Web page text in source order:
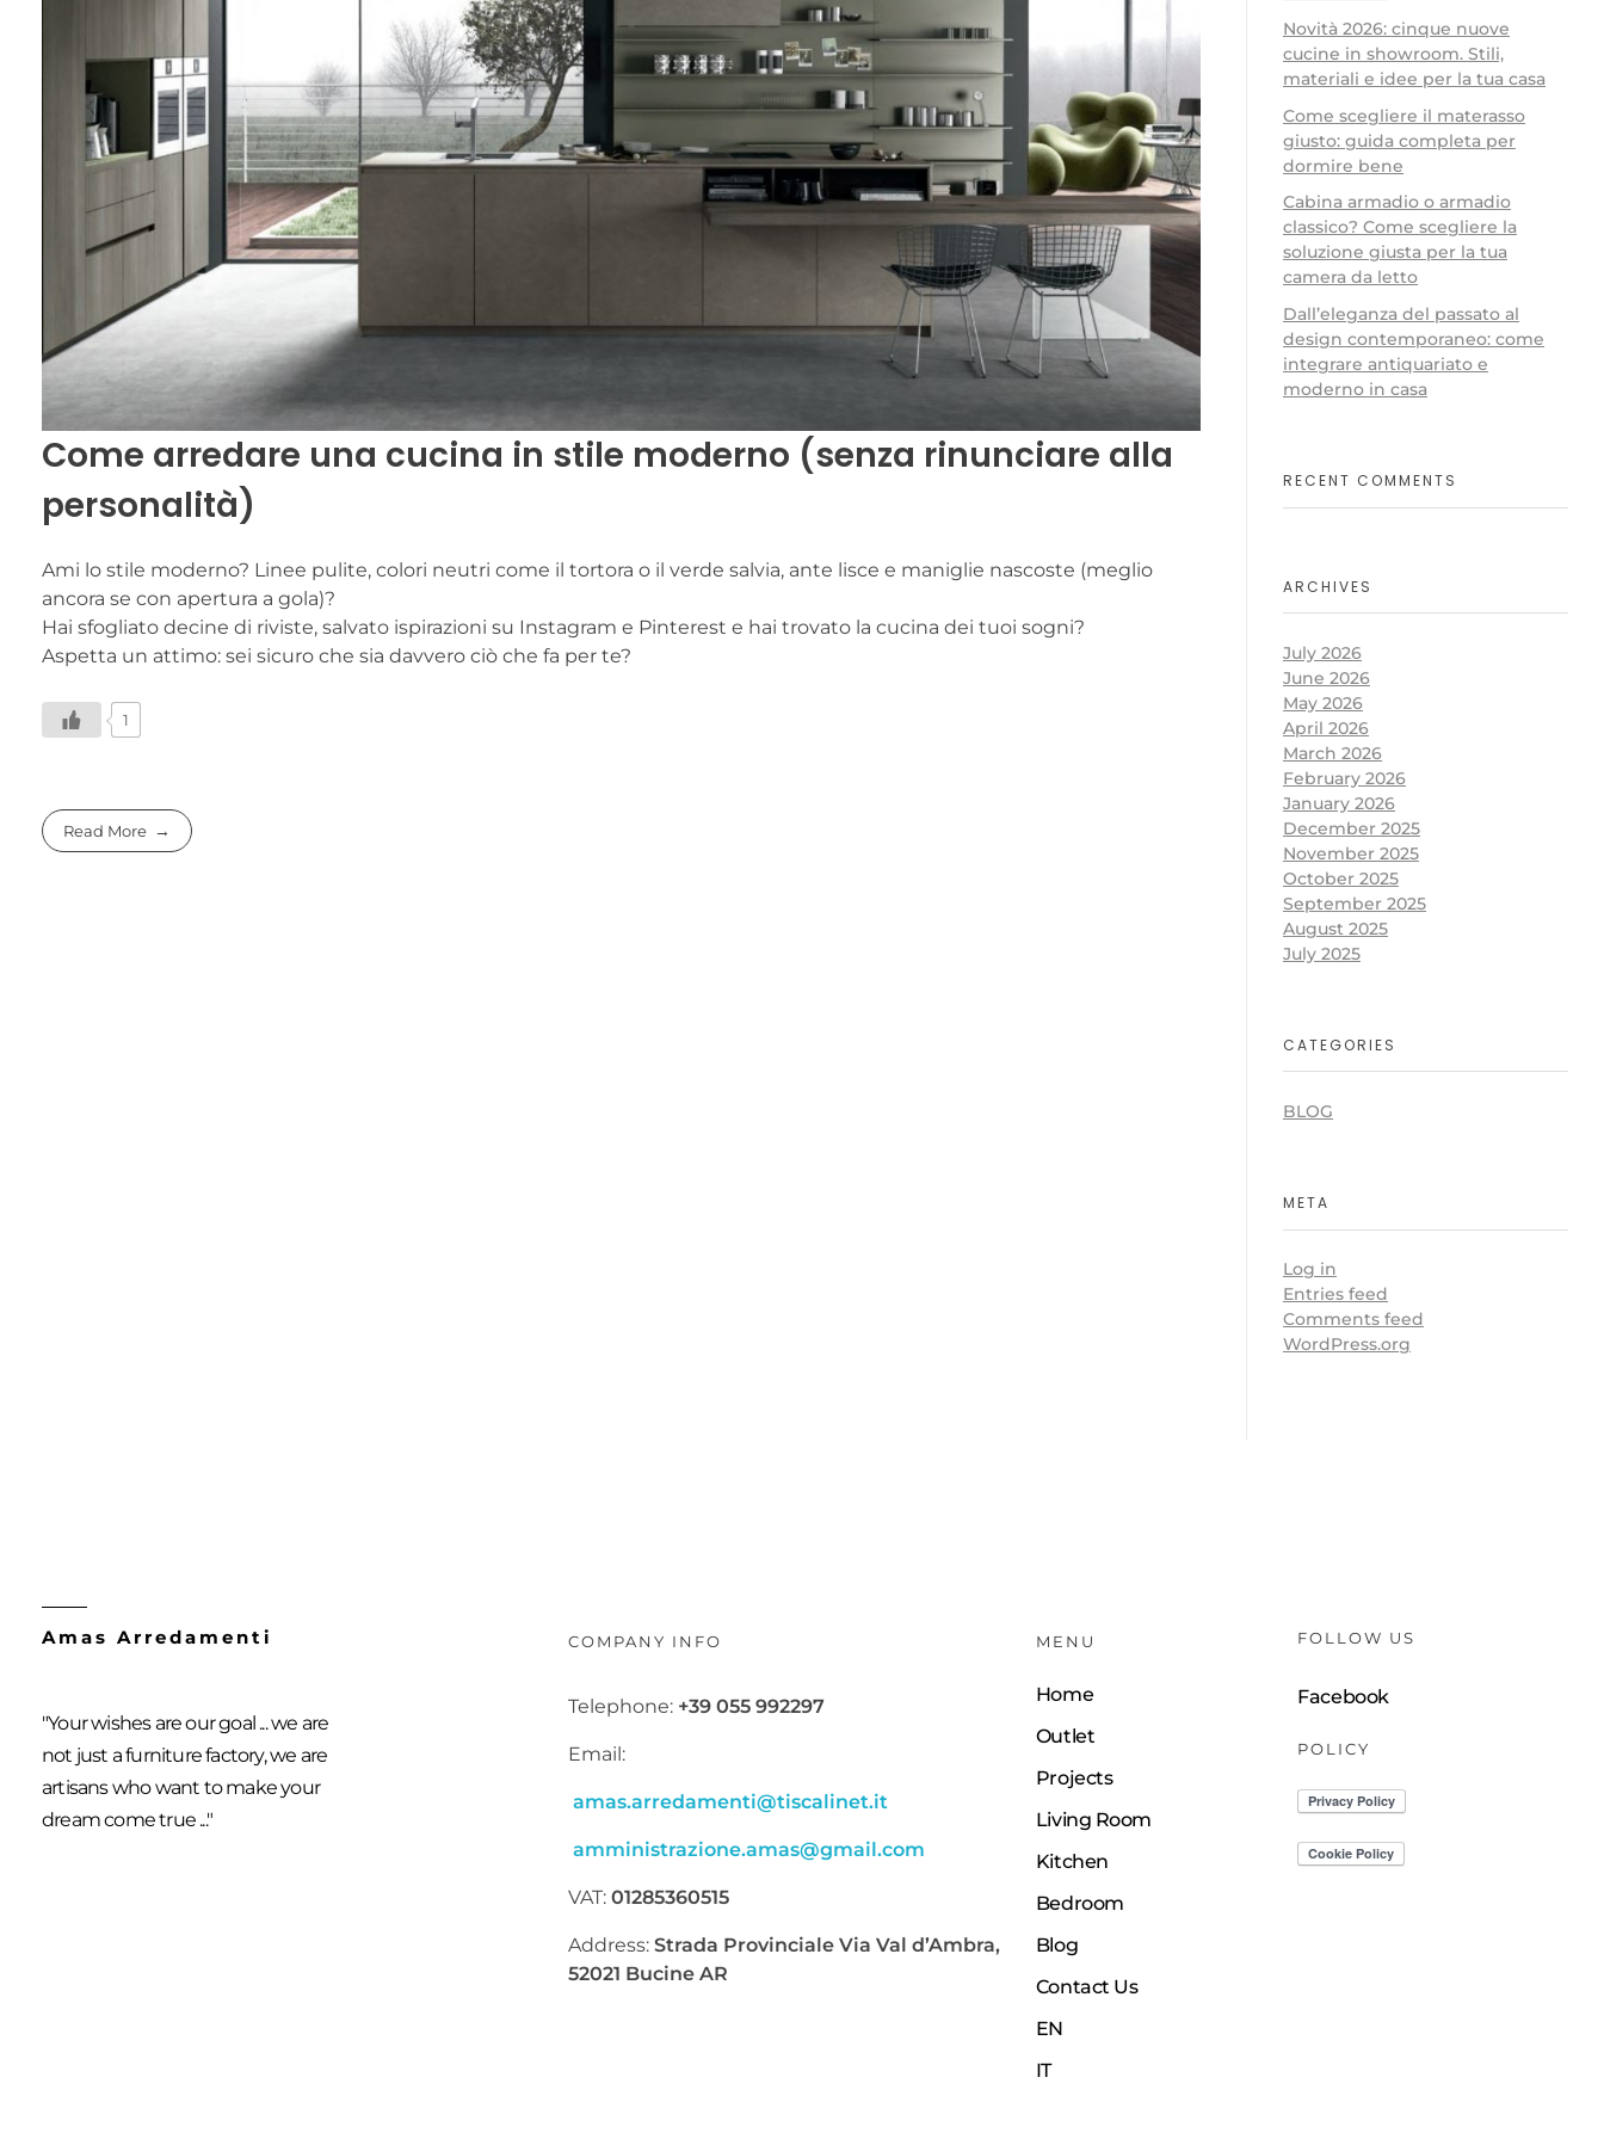
Come arredare una cucina in stile moderno (senza rinunciare alla
personalità)
Ami lo stile moderno? Linee pulite, colori neutri come il tortora o il verde salvia, ante lisce e maniglie nascoste (meglio
ancora se con apertura a gola)?
Hai sfogliato decine di riviste, salvato ispirazioni su Instagram e Pinterest e hai trovato la cucina dei tuoi sogni?
Aspetta un attimo: sei sicuro che sia davvero ciò che fa per te?
1
Read More
Novità 2026: cinque nuove
cucine in showroom. Stili,
materiali e idee per la tua casa
Come scegliere il materasso
giusto: guida completa per
dormire bene
Cabina armadio o armadio
classico? Come scegliere la
soluzione giusta per la tua
camera da letto
Dall’eleganza del passato al
design contemporaneo: come
integrare antiquariato e
moderno in casa
RECENT COMMENTS
ARCHIVES
July 2026
June 2026
May 2026
April 2026
March 2026
February 2026
January 2026
December 2025
November 2025
October 2025
September 2025
August 2025
July 2025
CATEGORIES
BLOG
META
Log in
Entries feed
Comments feed
WordPress.org
Amas Arredamenti
"Your wishes are our goal ... we are
not just a furniture factory, we are
artisans who want to make your
dream come true ..."
COMPANY INFO
Telephone: +39 055 992297
Email:
amas.arredamenti@tiscalinet.it
amministrazione.amas@gmail.com
VAT:01285360515
Address:Strada Provinciale Via Val d’Ambra,
52021 Bucine AR
MENU
Home
Outlet
Projects
Living Room
Kitchen
Bedroom
Blog
Contact Us
EN
IT
FOLLOW US
Facebook
POLICY